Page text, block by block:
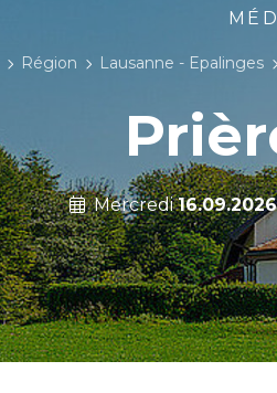
Région Lausanne - Epalinges
Mercredi16.09.2026